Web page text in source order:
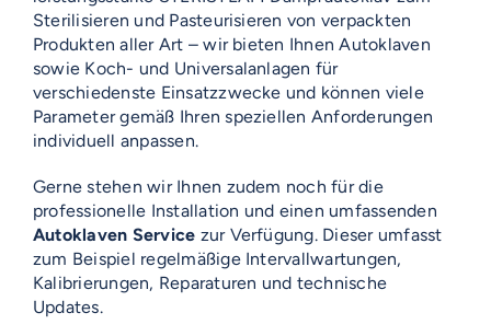
Sterilisieren und Pasteurisieren von verpackten
Produkten aller Art – wir bieten Ihnen Autoklaven
sowie Koch- und Universalanlagen für
verschiedenste Einsatzzwecke und können viele
Parameter gemäß Ihren speziellen Anforderungen
individuell anpassen.
Gerne stehen wir Ihnen zudem noch für die
professionelle Installation und einen umfassenden
Autoklaven Service zur Verfügung. Dieser umfasst
zum Beispiel regelmäßige Intervallwartungen,
Kalibrierungen, Reparaturen und technische
Updates.